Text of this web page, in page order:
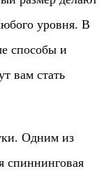
уровня. В
способы и
вам стать
Одним из
спиннинговая